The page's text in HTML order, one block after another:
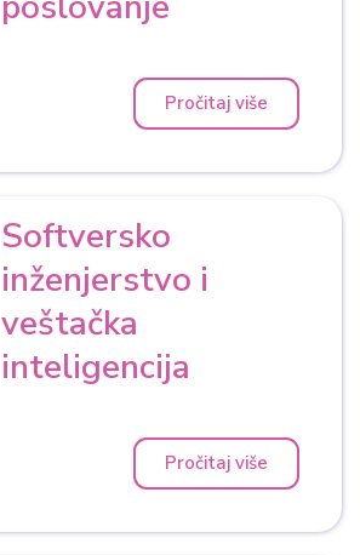
Pročitaj više
Softversko
inženjerstvo i
veštačka
inteligencija
Pročitaj više